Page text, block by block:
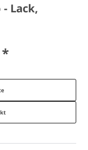
Lack,
*